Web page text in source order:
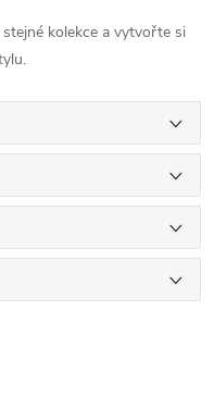
kolekce a vytvořte si